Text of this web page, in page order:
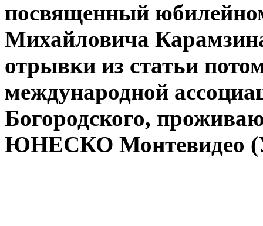
посвященный
Михайловича
отрывки из статьи
международной
Богородского,
ЮНЕСКО Монтевидео